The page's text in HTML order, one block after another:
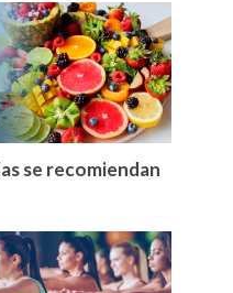
se recomiendan